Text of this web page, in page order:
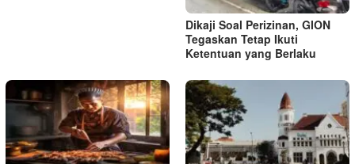
Dikaji Soal Perizinan, GION
Tegaskan Tetap Ikuti
Ketentuan yang Berlaku